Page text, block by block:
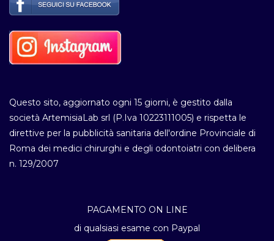
Questo sito, aggiornato ogni 15 giorni, è gestito dalla
società ArtemisiaLab srl (P.Iva 10223111005) e rispetta le
direttive per la pubblicità sanitaria dell'ordine Provinciale di
Roma dei medici chirurghi e degli odontoiatri con delibera
n. 129/2007
PAGAMENTO ON LINE
di qualsiasi esame con Paypal